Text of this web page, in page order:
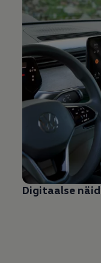
Digitaalse